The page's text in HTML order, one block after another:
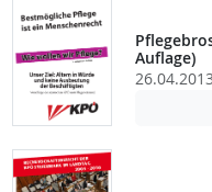
Auflage)